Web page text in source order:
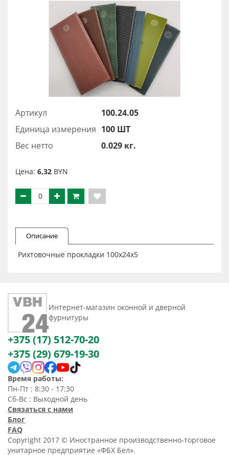
Артикул
100.24.05
Единица измерения 100 ШТ
Вес нетто
0.029 кг.
Цена: 6,32 BYN
Описание
Рихтовочные прокладки 100х24х5
Интернет-магазин оконной и дверной
фурнитуры
+375 (17) 512-70-20
+375 (29) 679-19-30
Время работы:
Пн-Пт : 8:30 - 17:30
Сб-Вс : Выходной день
Связаться с нами
Блог
FAQ
Copyright 2017 © Иностранное производственно-торговое
унитарное предприятие «ФБХ Бел».